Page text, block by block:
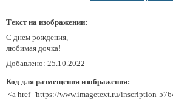
Текст на изображении:
С днем рождения,
любимая дочка!
Добавлено: 25.10.2022
Код для размещения изображения:
<a href='https://www.imagetext.ru/inscription-